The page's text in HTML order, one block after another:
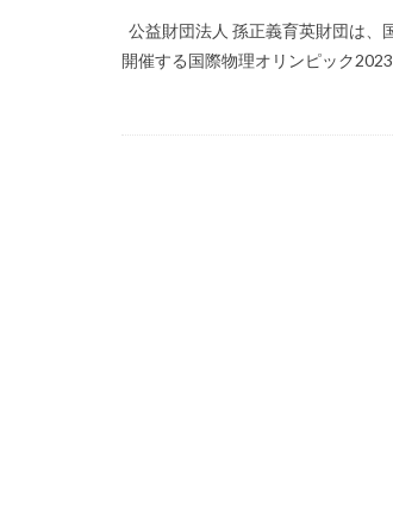
公益財団法人 孫正義育英財団は、
開催する国際物理オリンピック